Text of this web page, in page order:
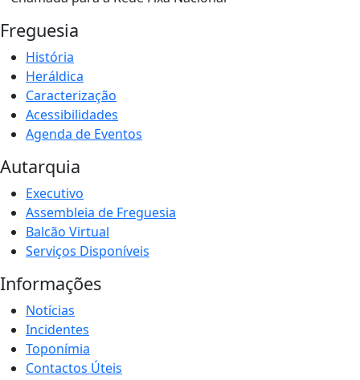
Freguesia
História
Heráldica
Caracterização
Acessibilidades
Agenda de Eventos
Autarquia
Executivo
Assembleia de Freguesia
Balcão Virtual
Serviços Disponíveis
Informações
Notícias
Incidentes
Toponímia
Contactos Úteis